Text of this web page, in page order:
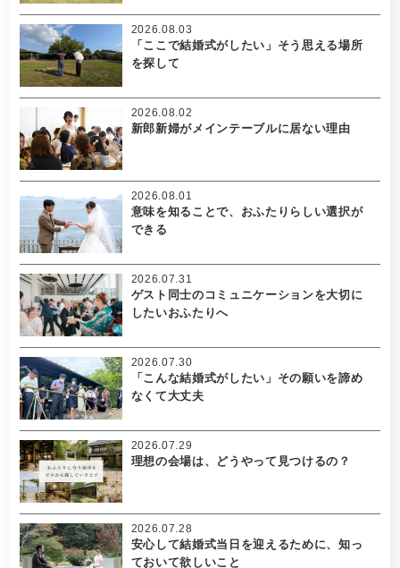
「ここで結婚式がしたい」そう思える場所
を探して
2026.08.03
新郎新婦がメインテーブルに居ない理由
2026.08.02
意味を知ることで、おふたりらしい選択が
できる
2026.08.01
ゲスト同士のコミュニケーションを大切に
したいおふたりへ
2026.07.31
「こんな結婚式がしたい」その願いを諦め
なくて大丈夫
2026.07.30
理想の会場は、どうやって見つけるの？
2026.07.29
安心して結婚式当日を迎えるために、知っ
ておいて欲しいこと
2026.07.28